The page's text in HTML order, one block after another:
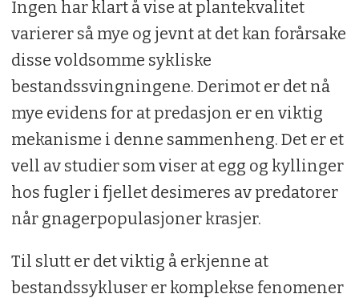
Ingen har klart å vise at plantekvalitet
varierer så mye og jevnt at det kan forårsake
disse voldsomme sykliske
bestandssvingningene. Derimot er det nå
mye evidens for at predasjon er en viktig
mekanisme i denne sammenheng. Det er et
vell av studier som viser at egg og kyllinger
hos fugler i fjellet desimeres av predatorer
når gnagerpopulasjoner krasjer.
Til slutt er det viktig å erkjenne at
bestandssykluser er komplekse fenomener